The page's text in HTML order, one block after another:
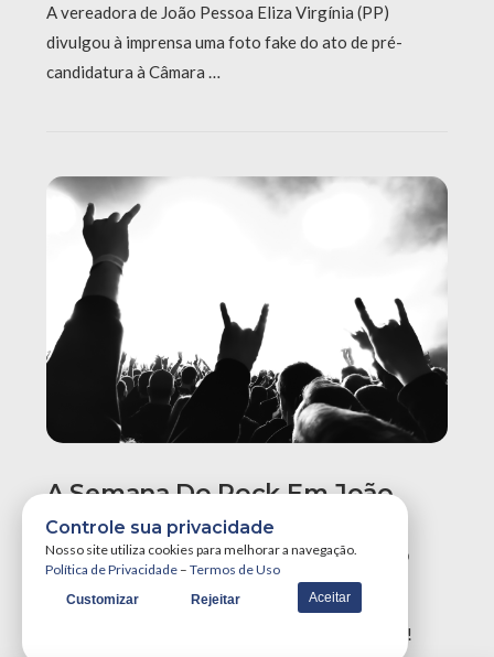
A vereadora de João Pessoa Eliza Virgínia (PP)
divulgou à imprensa uma foto fake do ato de pré-
candidatura à Câmara …
A Semana Do Rock Em João
Pessoa Promete Um Dos
Maiores Finais De Semana Do
A Semana do Rock em João Pessoa tá destruidora!
Controle sua privacidade
Nosso site utiliza cookies para melhorar a navegação.
Política de Privacidade – Termos de Uso
Customizar Rejeitar Aceitar